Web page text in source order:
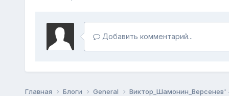
Добавить комментарий...
Главная Блоги General Виктор_Шамонин_Версенев'